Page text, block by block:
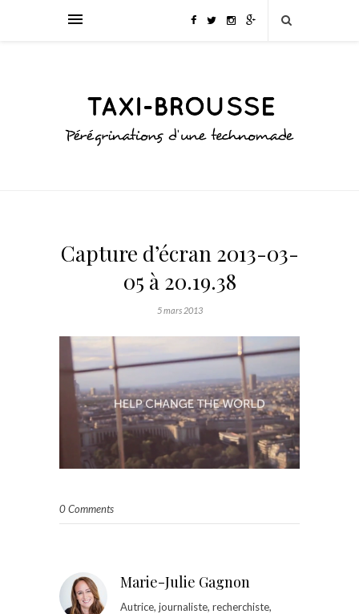
Capture d’écran 2013-03-
05 à 20.19.38
5 mars 2013
0 Comments
Marie-Julie Gagnon
Autrice, journaliste, recherchiste,